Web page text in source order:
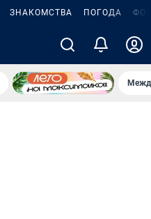
ЗНАКОМСТВА ПОГОДА